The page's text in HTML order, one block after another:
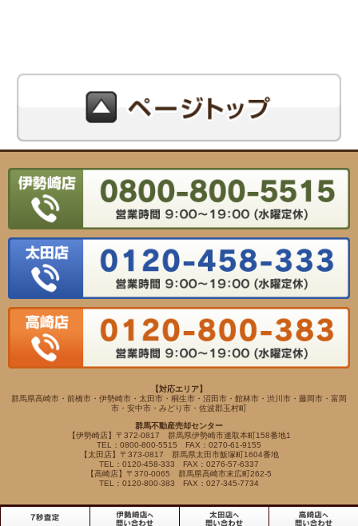
【対応エリア】
群馬県高崎市・前橋市・伊勢崎市・太田市・桐生市・沼田市・館林市・渋川市・藤岡市・富岡
市・安中市・みどり市・佐波郡玉村町
群馬不動産売却センター
【伊勢崎店】〒372-0817 群馬県伊勢崎市連取本町158番地1
TEL：0800-800-5515 FAX：0270-61-9155
【太田店】〒373-0817 群馬県太田市飯塚町1604番地
TEL：0120-458-333 FAX：0276-57-6337
【高崎店】〒370-0065 群馬県高崎市末広町262-5
TEL：0120-800-383 FAX：027-345-7734
Copyright(c) VIEWHOUSE ALL RIGHTS RESERVED.